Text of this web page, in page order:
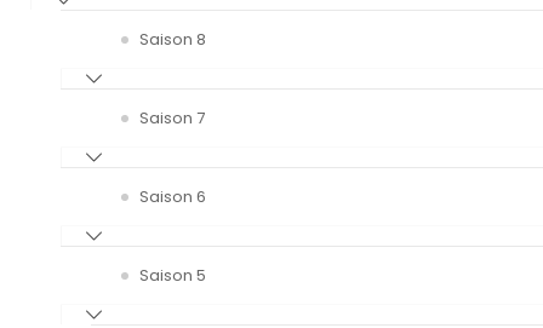
Saison 8
Saison 7
Saison 6
Saison 5